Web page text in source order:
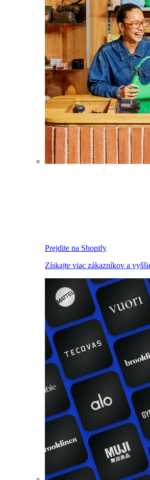
Prejdite na Shopify
Získajte viac zákazníkov a